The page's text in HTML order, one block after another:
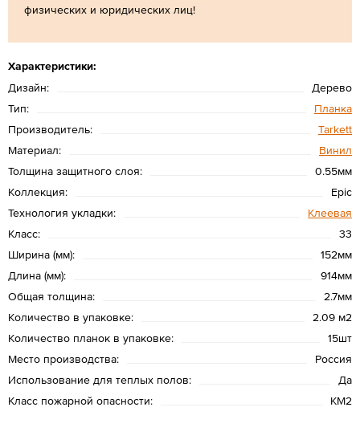
физических и юридических лиц!
Характеристики:
Дизайн:
Дерево
Тип:
Планка
Производитель:
Tarkett
Материал:
Винил
Толщина защитного слоя:
0.55мм
Коллекция:
Epic
Технология укладки:
Клеевая
Класс:
33
Ширина (мм):
152мм
Длина (мм):
914мм
Общая толщина:
2.7мм
Количество в упаковке:
2.09 м2
Количество планок в упаковке:
15шт
Место производства:
Россия
Использование для теплых полов:
Да
Класс пожарной опасности:
КМ2